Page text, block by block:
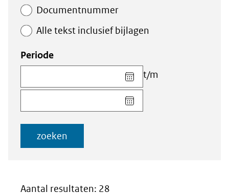
Documentnummer
Alle tekst inclusief bijlagen
Periode
Kies
datum
voor
veld
t/m
Kies
datum
zoeken
Aantal resultaten: 28